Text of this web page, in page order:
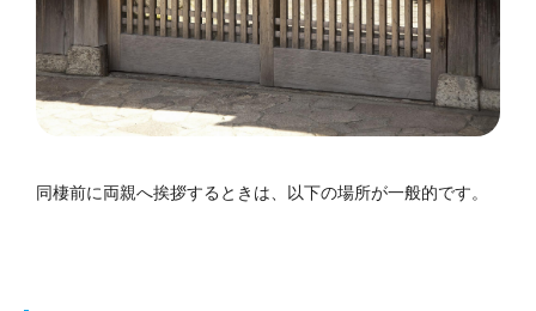
同棲前に両親へ挨拶するときは、以下の場所が一般的です。